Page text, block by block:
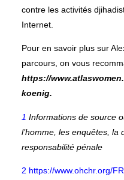
contre les activités
Internet.
Pour en savoir plus sur
parcours, on vous
https://
koenig.
1 Informations de source
l’homme, les enquêtes, la
responsabilité pénale
2 https://www.ohchr.org/